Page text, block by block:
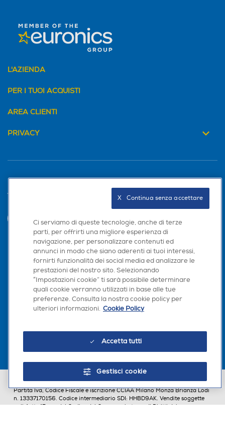
L'AZIENDA
PER I TUOI ACQUISTI
AREA CLIENTI
PRIVACY
Trova negozio
INVIA
Seguici sui social
Scarica la nostra app
Euronics Italia SpA. Sede legale Via Montefeltro, 6/a 20156 Milano
Partita Iva, Codice Fiscale e iscrizione CCIAA Milano Monza Brianza Lodi
n. 13337170156. Codice intermediario SDI: HHBD9AK. Vendite soggette
agli Artt. 45 e ss del Codice del Consumo in tema di Diritti dei
Ci serviamo di queste tecnologie, anche di terze
parti, per offrirti una migliore esperienza di
navigazione, per personalizzare contenuti ed
annunci in modo che siano aderenti ai tuoi interessi,
fornirti funzionalità dei social media ed analizzare le
prestazioni del nostro sito. Selezionando
“Impostazioni cookie” ti sarà possibile determinare
quali cookie verranno utilizzati in base alle tue
preferenze. Consulta la nostra cookie policy per
ulteriori informazioni. Cookie Policy
Accetta tutti
Gestisci cookie
X   Continua senza accettare